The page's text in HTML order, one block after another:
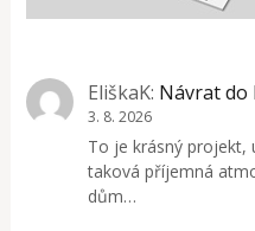
EliškaK: Návrat do
3. 8. 2026
To je krásný projekt,
taková příjemná
dům…